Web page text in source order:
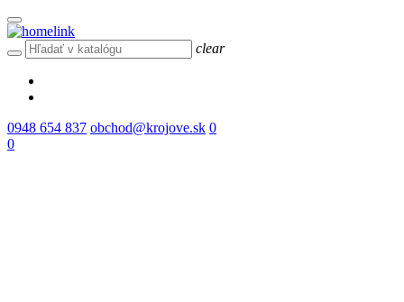
clear
0948 654 837 obchod@krojove.sk 0
0